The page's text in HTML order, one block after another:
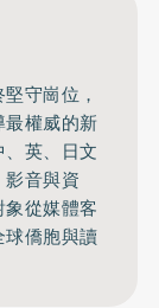
守崗位，
權威的新
英、日文
音與資
從媒體客
僑胞與讀